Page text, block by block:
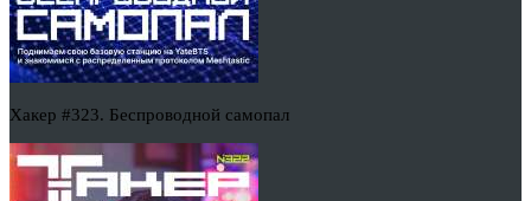
Хакер #323. Беспроводной самопал